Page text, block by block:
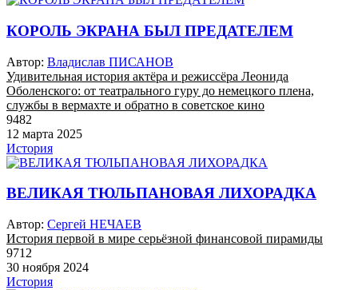
КОРОЛЬ ЭКРАНА БЫЛ ПРЕДАТЕЛЕМ
Автор: Владислав ПИСАНОВ
Удивительная история актёра и режиссёра Леонида
Оболенского: от театрального гуру до немецкого плена,
службы в вермахте и обратно в советское кино
9482
12 марта 2025
История
ВЕЛИКАЯ ТЮЛЬПАНОВАЯ ЛИХОРАДКА
Автор: Сергей НЕЧАЕВ
История первой в мире серьёзной финансовой пирамиды
9712
30 ноября 2024
История